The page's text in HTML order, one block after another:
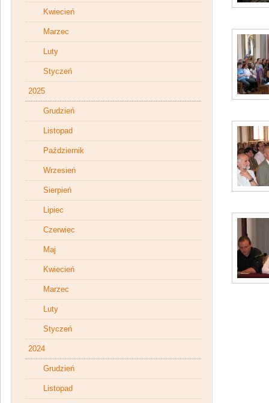
Kwiecień
Marzec
Luty
Styczeń
2025
Grudzień
Listopad
Październik
Wrzesień
Sierpień
Lipiec
Czerwiec
Maj
Kwiecień
Marzec
Luty
Styczeń
2024
Grudzień
Listopad